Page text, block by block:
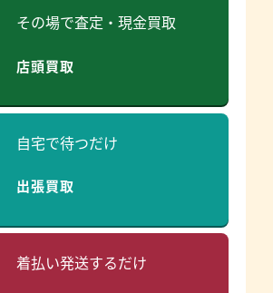
その場で査定・現金買取
店頭買取
自宅で待つだけ
出張買取
着払い発送するだけ